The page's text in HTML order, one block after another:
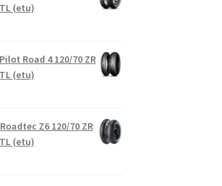
(etu)
Road 4 120/70 ZR
(etu)
Z6 120/70 ZR
(etu)